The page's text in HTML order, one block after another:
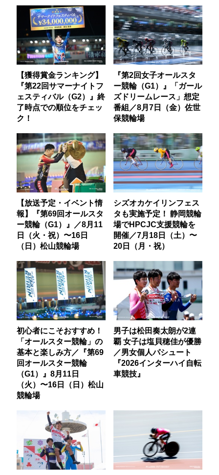
【獲得賞金ランキング】
『第22回サマーナイトフ
ェスティバル（G2）』終
了時点での順位をチェッ
ク！
『第2回女子オールスタ
ー競輪（G1）』「ガール
ズドリームレース」想定
番組／8月7日（金）佐世
保競輪場
【放送予定・イベント情
報】『第69回オールスタ
ー競輪（G1）』／8月11
日（火・祝）〜16日
（日）松山競輪場
シズオカケイリンフェス
タも実施予定！ 静岡競輪
場でHPCJC支援競輪を
開催／7月18日（土）〜
20日（月・祝）
初心者にこそおすすめ！
「オールスター競輪」の
基本と楽しみ方／『第69
回オールスター競輪
（G1）』8月11日
（火）〜16日（日）松山
競輪場
男子は松田奏太朗が2連
覇 女子は塩貝穂佳が優勝
／男女個人パシュート
『2026インターハイ自転
車競技』